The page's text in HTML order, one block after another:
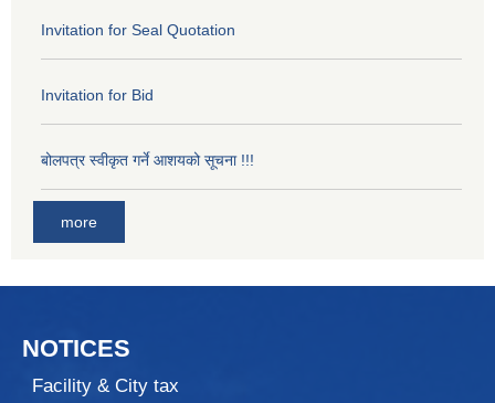
Invitation for Seal Quotation
Invitation for Bid
बोलपत्र स्वीकृत गर्ने आशयको सूचना !!!
more
NOTICES
Facility & City tax